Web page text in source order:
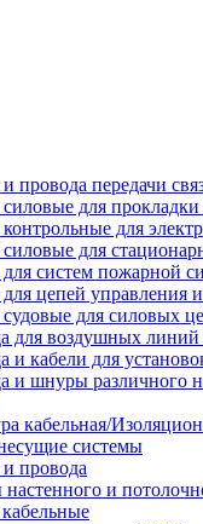
провода передачи
для
для
для
систем пожарной
цепей управления
для силовых
для воздушных линий
и кабели для
и шнуры различного
кабельная/
системы
провода
и